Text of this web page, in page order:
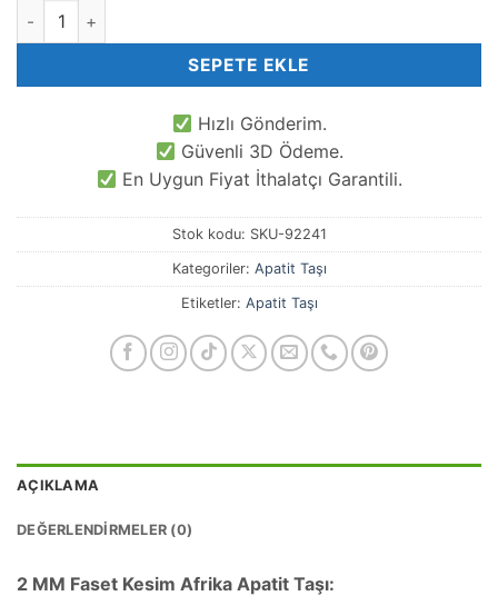
2 MM Faset Kesim Afrika Apatit Taşı adet
SEPETE EKLE
Hızlı Gönderim.
Güvenli 3D Ödeme.
En Uygun Fiyat İthalatçı Garantili.
Stok kodu: SKU-92241
Kategoriler: Apatit Taşı
Etiketler: Apatit Taşı
AÇIKLAMA
DEĞERLENDIRMELER (0)
2 MM Faset Kesim Afrika Apatit Taşı: